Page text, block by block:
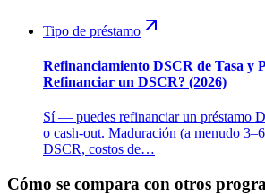
Tipo de préstamo
Refinanciamiento DSCR de Tasa y
Refinanciar un DSCR? (2026)
Sí — puedes refinanciar un préstamo
o cash-out. Maduración (a menudo
DSCR, costos de…
Cómo se compara con otros